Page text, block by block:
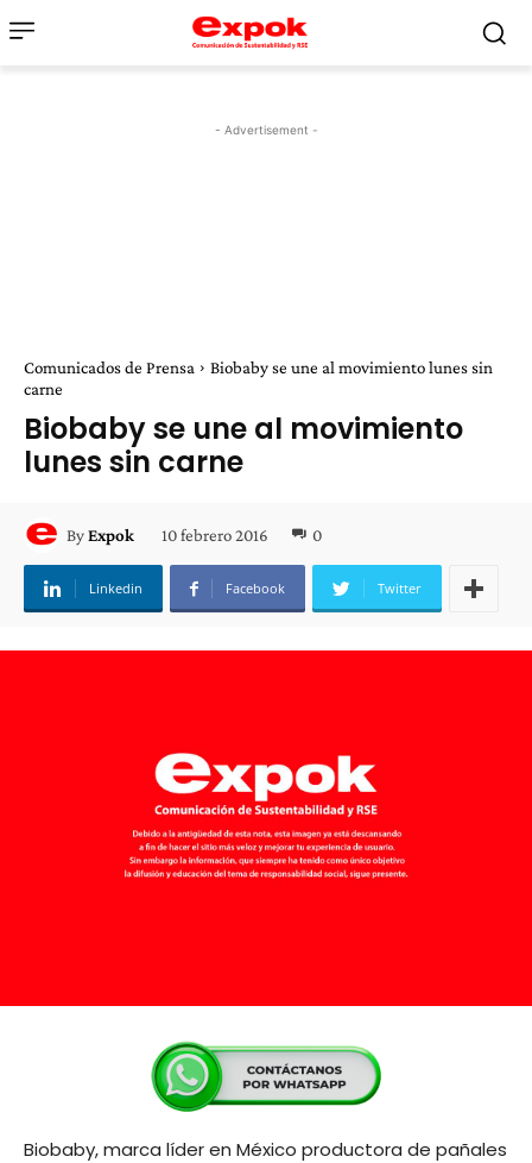
- Advertisement -
Comunicados de Prensa
Biobaby se une al movimiento lunes sin
carne
Biobaby se une al movimiento
lunes sin carne
ByExpok 10 febrero 2016 0
Linkedin Facebook Twitter
Biobaby, marca líder en México productora de pañales